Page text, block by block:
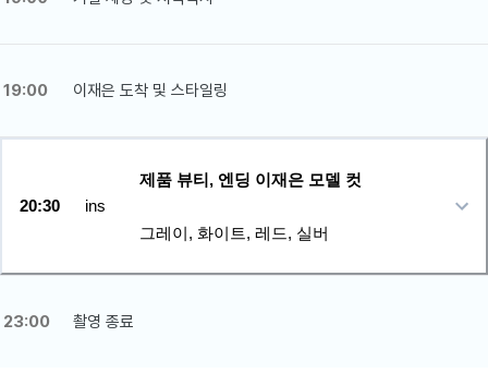
19:00 이재은 도착 및 스타일링
20:30 ins
제품 뷰티, 엔딩 이재은 모델 컷
그레이, 화이트, 레드, 실버
23:00 촬영 종료